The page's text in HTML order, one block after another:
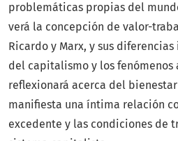
problemáticas propias del
verá la concepción de valor-
Ricardo y Marx, y sus
del capitalismo y los fenómenos
reflexionará acerca del
manifiesta una íntima relación
excedente y las condiciones de